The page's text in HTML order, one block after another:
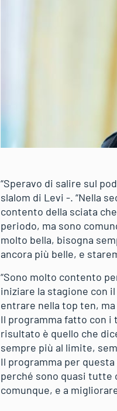
“Speravo di salire sul
slalom di Levi -. “Nella
contento della sciata
periodo, ma sono
molto bella, bisogna
ancora più belle, e
“Sono molto contento
iniziare la stagione con
entrare nella top ten,
Il programma fatto con i
risultato è quello che
sempre più al limite,
Il programma per
perché sono quasi tutte
comunque, e a